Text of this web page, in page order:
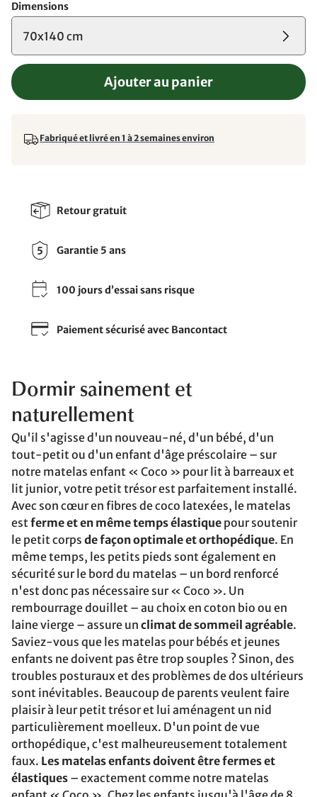
Dimensions
70x140 cm
Ajouter au panier
Fabriqué et livré en 1 à 2 semaines environ
Retour gratuit
Garantie 5 ans
100 jours d’essai sans risque
Paiement sécurisé avec Bancontact
Dormir sainement et
naturellement
Qu'il s'agisse d'un nouveau-né, d'un bébé, d'un
tout-petit ou d'un enfant d'âge préscolaire – sur
notre matelas enfant « Coco » pour lit à barreaux et
lit junior, votre petit trésor est parfaitement installé.
Avec son cœur en fibres de coco latexées, le matelas
estferme et en même temps élastique pour soutenir
le petit corps de façon optimale et orthopédique. En
même temps, les petits pieds sont également en
sécurité sur le bord du matelas – un bord renforcé
n'est donc pas nécessaire sur « Coco ». Un
rembourrage douillet – au choix en coton bio ou en
laine vierge – assure un climat de sommeil agréable.
Saviez-vous que les matelas pour bébés et jeunes
enfants ne doivent pas être trop souples ? Sinon, des
troubles posturaux et des problèmes de dos ultérieurs
sont inévitables. Beaucoup de parents veulent faire
plaisir à leur petit trésor et lui aménagent un nid
particulièrement moelleux. D'un point de vue
orthopédique, c'est malheureusement totalement
faux. Les matelas enfants doivent être fermes et
élastiques – exactement comme notre matelas